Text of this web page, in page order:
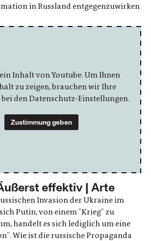
in Russland entgegenzuwirken
Inhalt von Youtube. Um Ihnen
zu zeigen, brauchen wir Ihre
den Datenschutz-Einstellungen.
Zustimmung geben
effektiv | Arte
Invasion der Ukraine im
Putin, von einem "Krieg" zu
handelt es sich lediglich um eine
Wie ist die russische Propaganda